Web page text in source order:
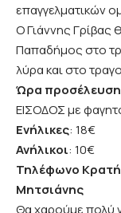
επαγγελματικών
Ο Γιάννης Γρίβας
Παπαδήμος στο
λύρα και στο
Ώρα
ΕΙΣΟΔΟΣ με
Ενήλικες: 18€
Ανήλικοι: 10€
Τηλέφωνο
Μητσιάνης
Θα χαρούμε πολύ